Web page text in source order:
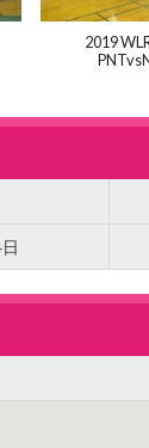
2019